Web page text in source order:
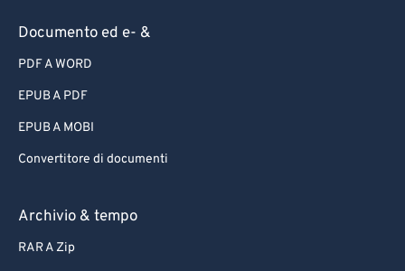
Documento ed e- &
PDF A WORD
EPUB A PDF
EPUB A MOBI
Convertitore di documenti
Archivio & tempo
RAR A Zip